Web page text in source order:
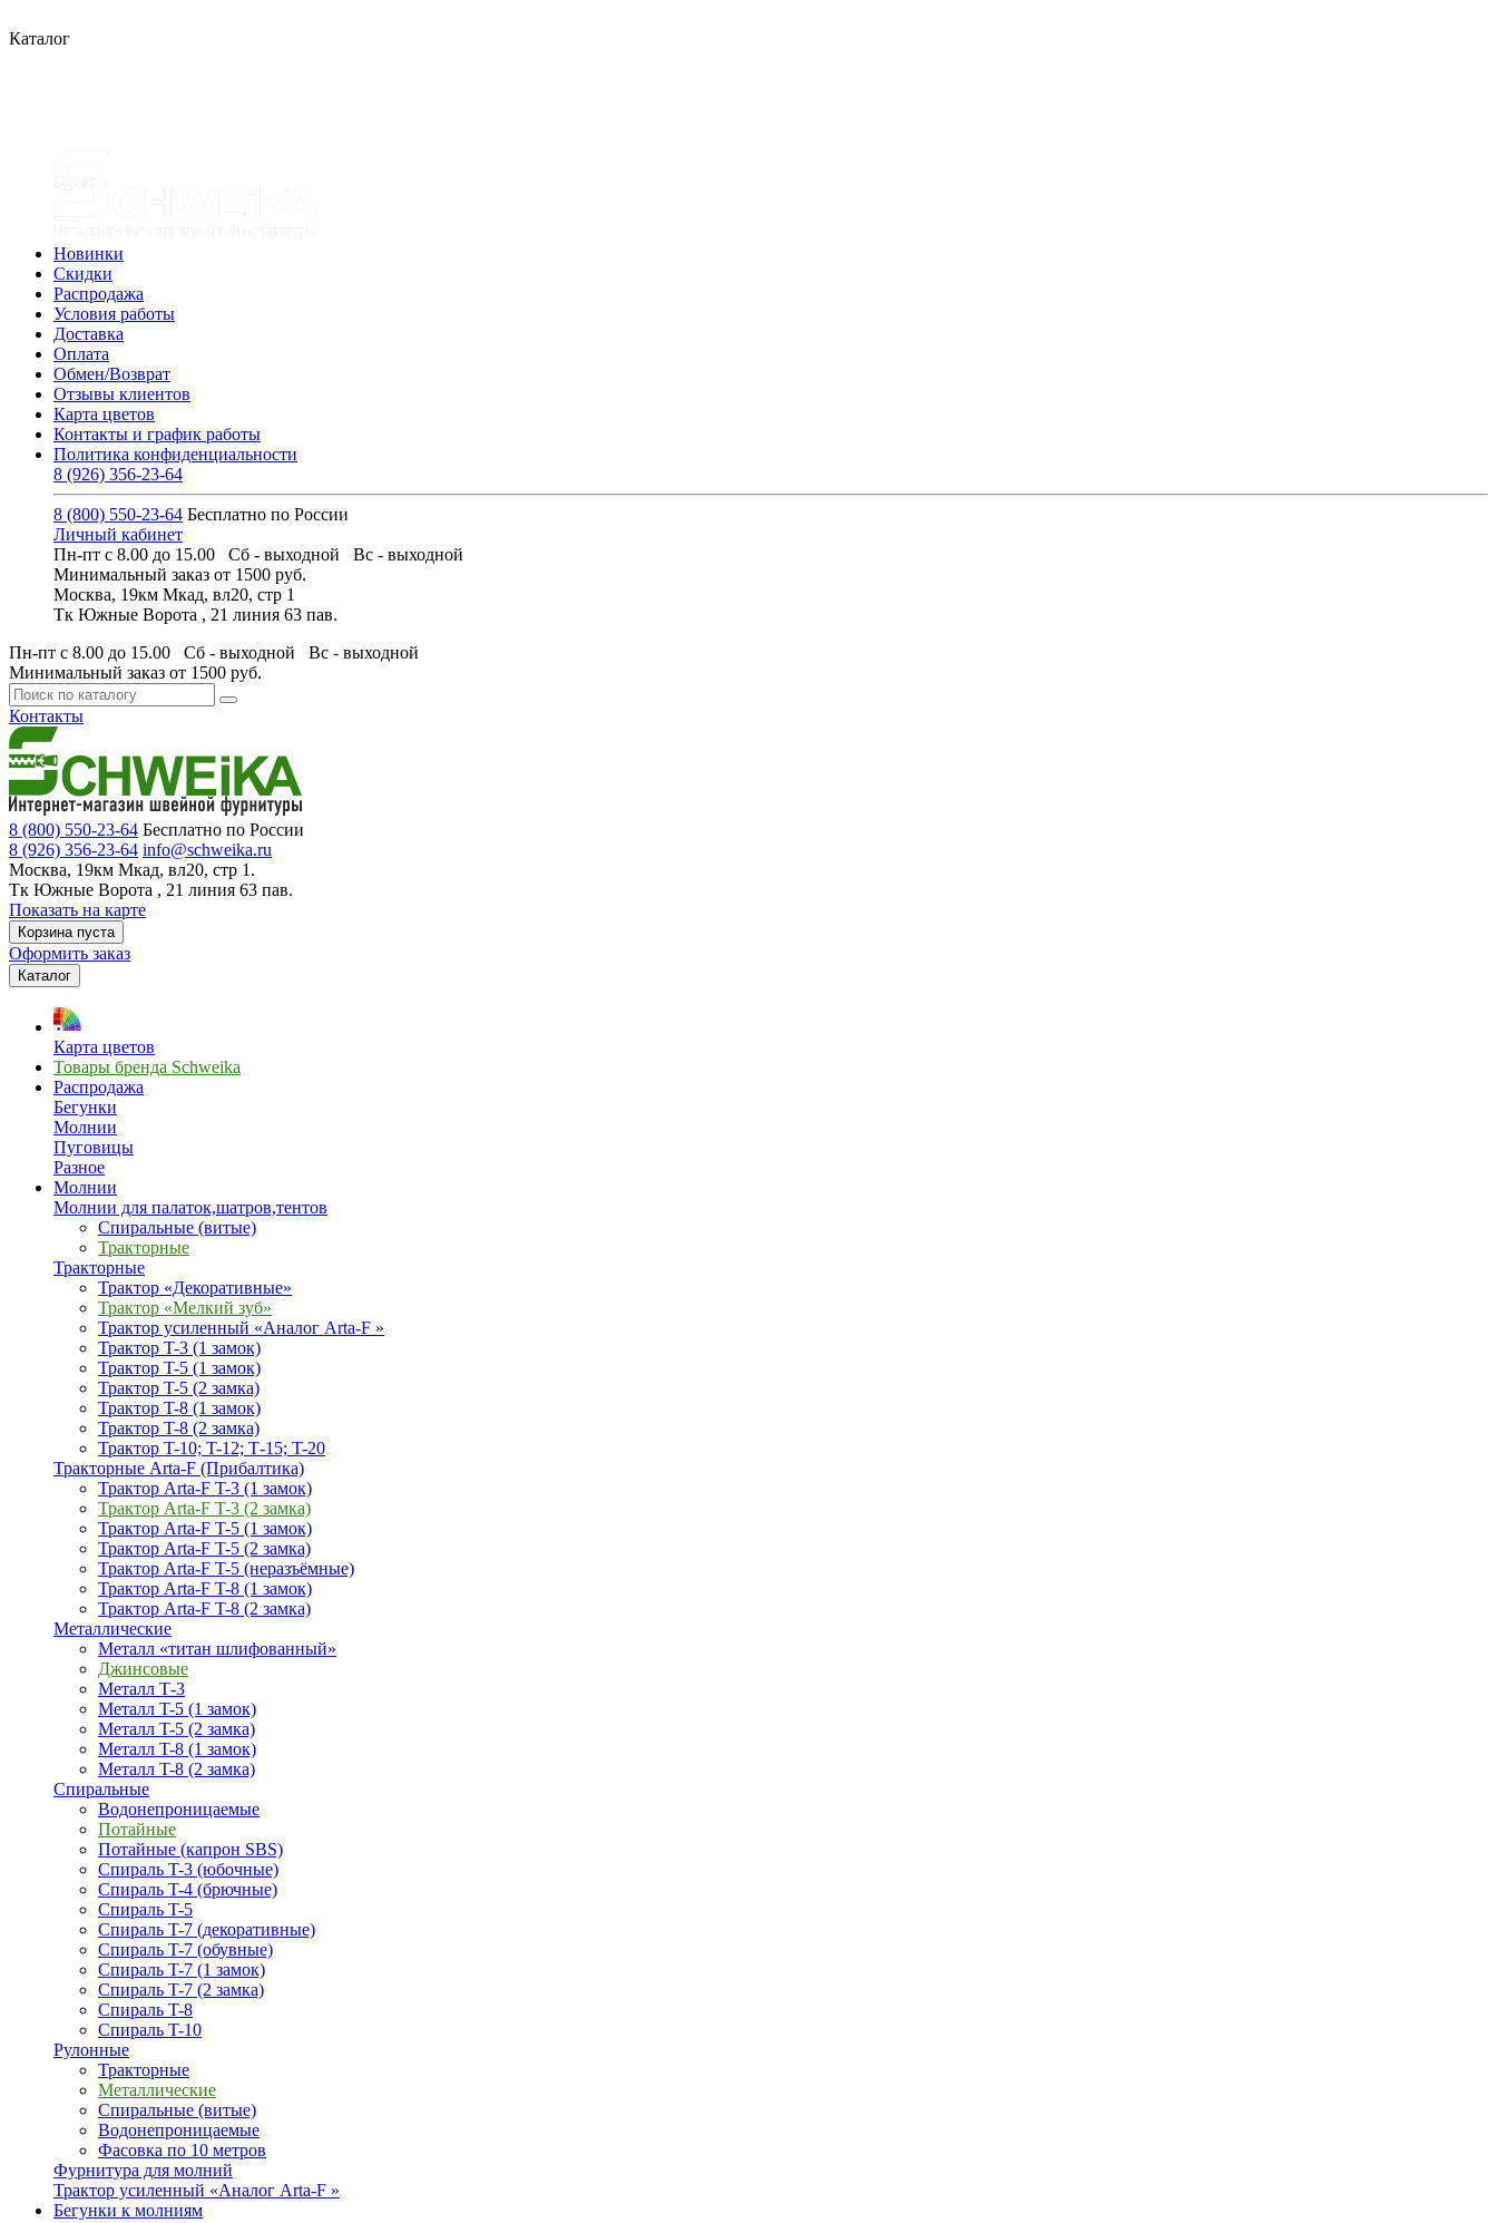
Каталог
Новинки
Скидки
Распродажа
Условия работы
Доставка
Оплата
Обмен/Возврат
Отзывы клиентов
Карта цветов
Контакты и график работы
Политика конфиденциальности
8 (926) 356-23-64
8 (800) 550-23-64 Бесплатно по России
Личный кабинет
Пн-пт с 8.00 до 15.00 Сб - выходной Вс - выходной
Минимальный заказ от 1500 руб.
Москва, 19км Мкад, вл20, стр 1
Тк Южные Ворота , 21 линия 63 пав.
Пн-пт с 8.00 до 15.00 Сб - выходной Вс - выходной
Минимальный заказ от 1500 руб.
Контакты
8 (800) 550-23-64 Бесплатно по России
8 (926) 356-23-64 info@schweika.ru
Москва, 19км Мкад, вл20, стр 1.
Тк Южные Ворота , 21 линия 63 пав.
Показать на карте
Корзина пуста
Оформить заказ
Каталог
Карта цветов
Товары бренда Schweika
Распродажа
Бегунки
Молнии
Пуговицы
Разное
Молнии
Молнии для палаток,шатров,тентов
Спиральные (витые)
Тракторные
Тракторные
Трактор «Декоративные»
Трактор «Мелкий зуб»
Трактор усиленный «Аналог Arta-F »
Трактор T-3 (1 замок)
Трактор T-5 (1 замок)
Трактор T-5 (2 замка)
Трактор T-8 (1 замок)
Трактор T-8 (2 замка)
Трактор T-10; T-12; Т-15; T-20
Тракторные Arta-F (Прибалтика)
Трактор Arta-F T-3 (1 замок)
Трактор Arta-F T-3 (2 замка)
Трактор Arta-F T-5 (1 замок)
Трактор Arta-F T-5 (2 замка)
Трактор Arta-F T-5 (неразъёмные)
Трактор Arta-F T-8 (1 замок)
Трактор Arta-F T-8 (2 замка)
Металлические
Металл «титан шлифованный»
Джинсовые
Металл Т-3
Металл T-5 (1 замок)
Металл T-5 (2 замка)
Металл T-8 (1 замок)
Металл T-8 (2 замка)
Спиральные
Водонепроницаемые
Потайные
Потайные (капрон SBS)
Спираль T-3 (юбочные)
Спираль T-4 (брючные)
Спираль T-5
Спираль T-7 (декоративные)
Спираль T-7 (обувные)
Спираль T-7 (1 замок)
Спираль T-7 (2 замка)
Спираль T-8
Спираль T-10
Рулонные
Тракторные
Металлические
Спиральные (витые)
Водонепроницаемые
Фасовка по 10 метров
Фурнитура для молний
Трактор усиленный «Аналог Arta-F »
Бегунки к молниям